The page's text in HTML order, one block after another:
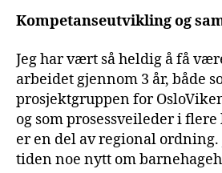
Kompetanseutvikling og
Jeg har vært så heldig å få
arbeidet gjennom 3 år, både
prosjektgruppen for
og som prosessveileder i
er en del av regional
tiden noe nytt om